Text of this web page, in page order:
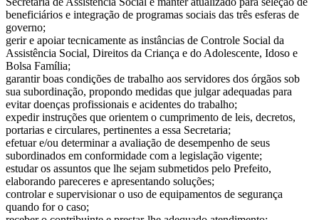
beneficiários e integração de programas sociais das três esferas de
governo;
gerir e apoiar tecnicamente as instâncias de Controle Social da
Assistência Social, Direitos da Criança e do Adolescente, Idoso e
Bolsa Família;
garantir boas condições de trabalho aos servidores dos órgãos sob
sua subordinação, propondo medidas que julgar adequadas para
evitar doenças profissionais e acidentes do trabalho;
expedir instruções que orientem o cumprimento de leis, decretos,
portarias e circulares, pertinentes a essa Secretaria;
efetuar e/ou determinar a avaliação de desempenho de seus
subordinados em conformidade com a legislação vigente;
estudar os assuntos que lhe sejam submetidos pelo Prefeito,
elaborando pareceres e apresentando soluções;
controlar e supervisionar o uso de equipamentos de segurança
quando for o caso;